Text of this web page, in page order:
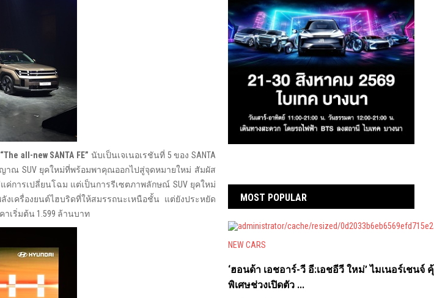
“The all-new SANTA FE” นับเป็นเจเนอเรชันที่ 5 ของ SANTA
ญาณ SUV ยุคใหม่ที่พร้อมพาคุณออกไปสู่จุดหมายใหม่ สัมผัส
ค่การเปลี่ยนโฉม แต่เป็นการรีเซตภาพลักษณ์ SUV ยุคใหม่
เครื่องยนต์ไฮบริดที่ให้สมรรถนะเหนือชั้น แต่ยังประหยัด
เริ่มต้น 1.599 ล้านบาท
MOST POPULAR
NEW CARS
‘ฮอนด้า เอชอาร์-วี อี:เอชอีวี ใหม่’ ไมเนอร์เชน
พิเศษช่วงเปิดตัว ...